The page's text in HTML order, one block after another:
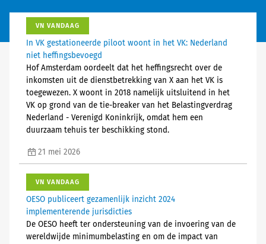
VN VANDAAG
In VK gestationeerde piloot woont in het VK: Nederland
niet heffingsbevoegd
Hof Amsterdam oordeelt dat het heffingsrecht over de
inkomsten uit de dienstbetrekking van X aan het VK is
toegewezen. X woont in 2018 namelijk uitsluitend in het
VK op grond van de tie-breaker van het Belastingverdrag
Nederland - Verenigd Koninkrijk, omdat hem een
duurzaam tehuis ter beschikking stond.
21 mei 2026
VN VANDAAG
OESO publiceert gezamenlijk inzicht 2024
implementerende jurisdicties
De OESO heeft ter ondersteuning van de invoering van de
wereldwijde minimumbelasting en om de impact van